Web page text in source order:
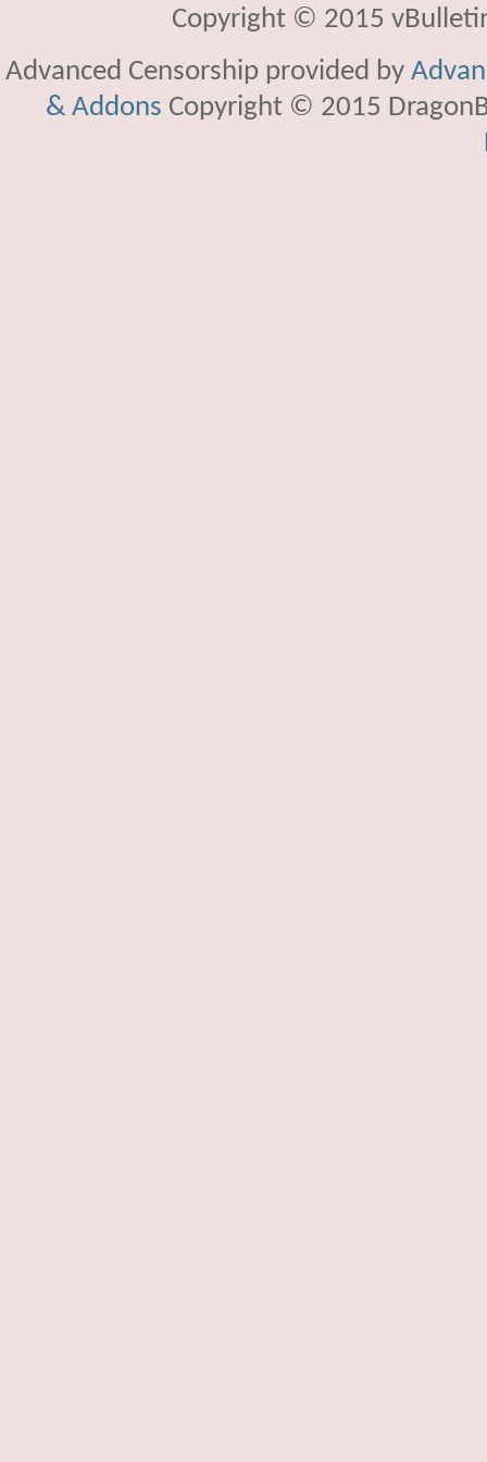
Copyright © 2015
Advanced Censorship provided by
& Addons Copyright © 2015